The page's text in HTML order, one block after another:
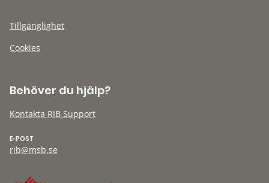
Tillgänglighet
Cookies
Behöver du hjälp?
Kontakta RIB Support
E-POST
rib@msb.se